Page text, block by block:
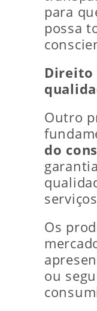
para
possa
Direito
Outro
do
Os
ou